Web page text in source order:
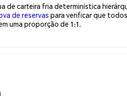
de carteira fria determinística
de reservas para verificar que
uma proporção de 1:1.